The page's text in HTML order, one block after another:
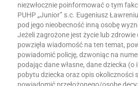
niezwłocznie poinformować o tym
PUHP „Junior” s.c. Eugeniusz
pod jego nieobecność inną osobę
Jeżeli zagrożone jest życie lub
powzięła wiadomość na ten temat,
powiadomić policję, dzwoniąc na
podając dane własne, dane dziecka (o
pobytu dziecka oraz opis okoliczności